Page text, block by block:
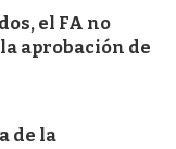
el FA no
aprobación de
de la